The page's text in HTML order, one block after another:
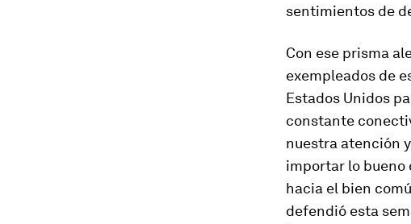
sentimientos de
Con ese prisma
exempleados de
Estados Unidos
constante
nuestra atención
importar lo bueno
hacia el bien
defendió esta